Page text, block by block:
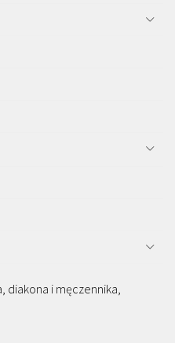
diakona i męczennika,